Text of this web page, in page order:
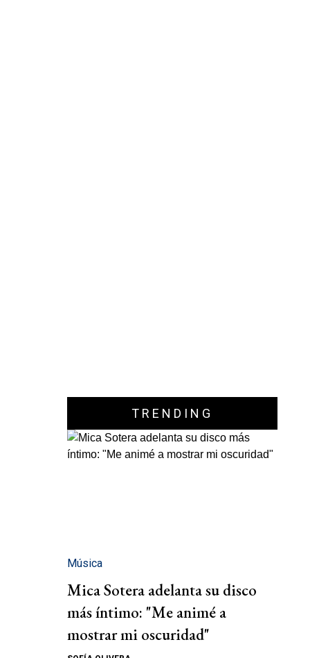
TRENDING
Música
Mica Sotera adelanta su disco
más íntimo: "Me animé a
mostrar mi oscuridad"